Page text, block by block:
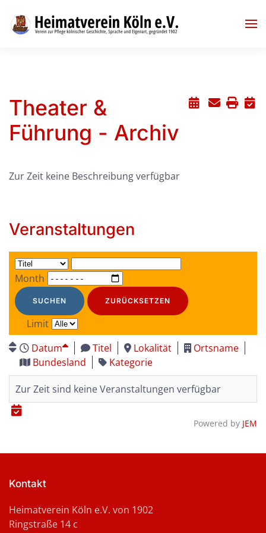
Skip to main content
Theater &
Führung - Archiv
Zur Zeit keine Beschreibung verfügbar
Veranstaltungen
Month
SUCHEN ZURÜCKSETZEN
Limit
Datum
Titel Lokalität
Ortsname
Bundesland
Kategorie
Zur Zeit sind keine Veranstaltungen verfügbar
Powered by JEM
Kontakt
Heimatverein Köln e.V. von 1902
Ringstraße 14 c